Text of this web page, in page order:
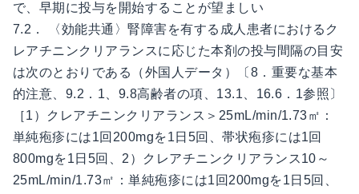
で、早期に投与を開始することが望ましい
7.2． 〈効能共通〉腎障害を有する成人患者におけるク
レアチニンクリアランスに応じた本剤の投与間隔の目安
は次のとおりである（外国人データ）〔8．重要な基本
的注意、9.2．1、9.8高齢者の項、13.1、16.6．1参照〕
［1）クレアチニンクリアランス＞25mL/min/1.73㎡：
単純疱疹には1回200mgを1日5回、帯状疱疹には1回
800mgを1日5回、2）クレアチニンクリアランス10～
25mL/min/1.73㎡：単純疱疹には1回200mgを1日5回、